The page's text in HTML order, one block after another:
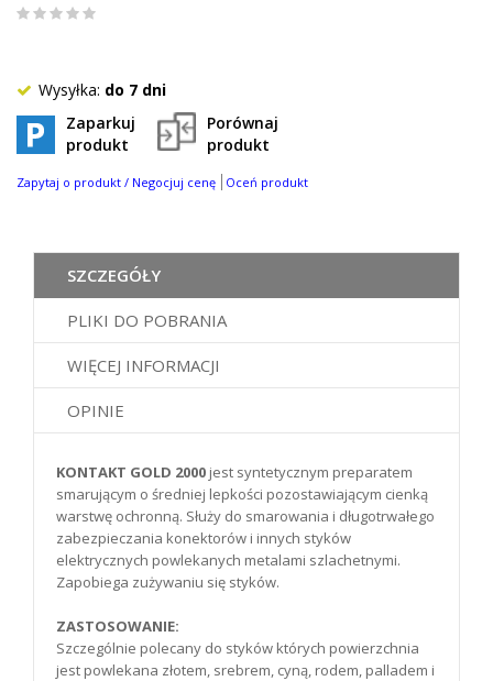
Wysyłka: do 7 dni
Zaparkuj
produkt
Porównaj
produkt
Zapytaj o produkt / Negocjuj cenę Oceń produkt
SZCZEGÓŁY
PLIKI DO POBRANIA
WIĘCEJ INFORMACJI
OPINIE
KONTAKT GOLD 2000 jest syntetycznym preparatem
smarującym o średniej lepkości pozostawiającym cienką
warstwę ochronną. Służy do smarowania i długotrwałego
zabezpieczania konektorów i innych styków
elektrycznych powlekanych metalami szlachetnymi.
Zapobiega zużywaniu się styków.
ZASTOSOWANIE:
Szczególnie polecany do styków których powierzchnia
jest powlekana złotem, srebrem, cyną, rodem, palladem i